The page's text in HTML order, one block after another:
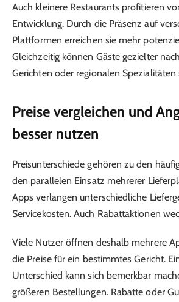
Auch kleinere Restaurants profitieren
Entwicklung. Durch die Präsenz auf
Plattformen erreichen sie mehr
Gleichzeitig können Gäste gezielter
Gerichten oder regionalen Spezialitäten
Preise vergleichen und
besser nutzen
Preisunterschiede gehören zu den
den parallelen Einsatz mehrerer
Apps verlangen unterschiedliche
Servicekosten. Auch Rabattaktionen
Viele Nutzer öffnen deshalb mehrere
die Preise für ein bestimmtes Gericht.
Unterschied kann sich bemerkbar
größeren Bestellungen. Rabatte oder